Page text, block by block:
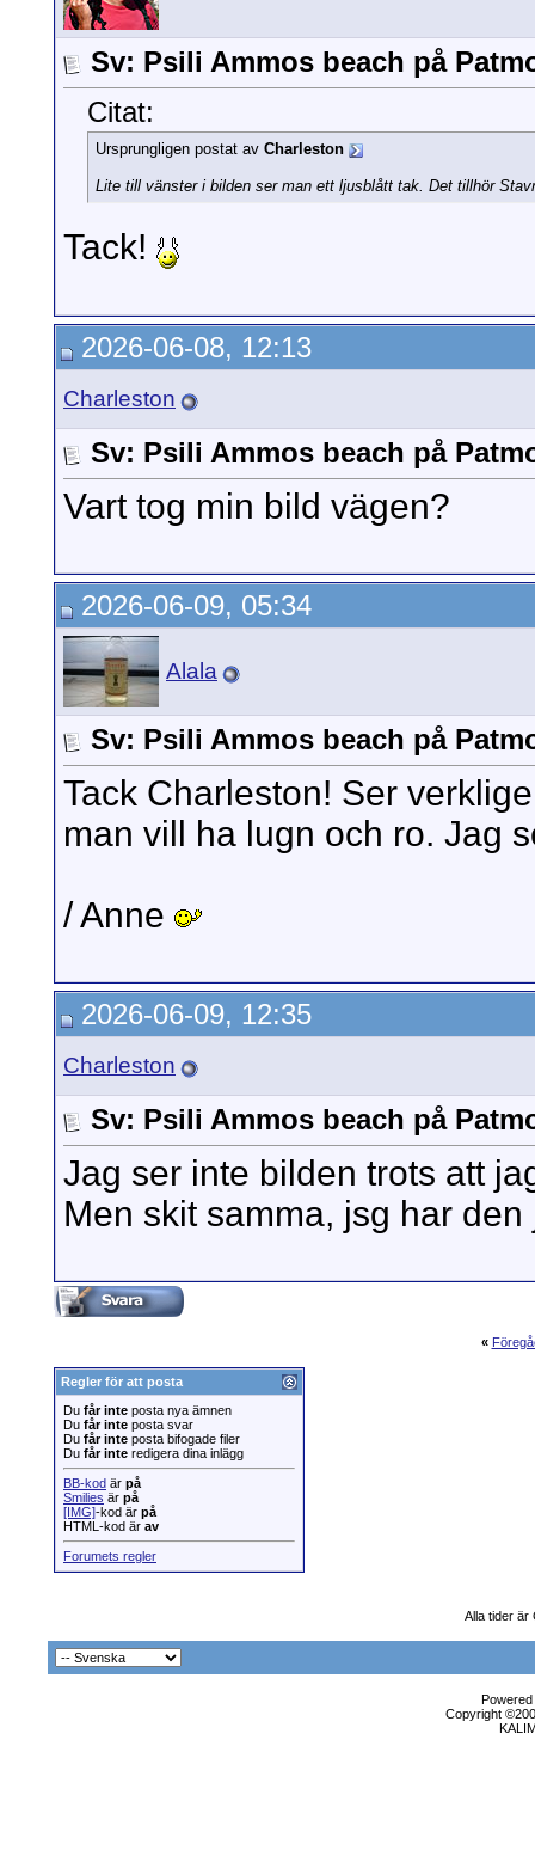
Sv: Psili Ammos beach på
Citat:
Ursprungligen postat av Charleston
Lite till vänster i bilden ser man ett ljusblått tak. Det tillhör
Tack!
2026-06-08, 12:13
Charleston
Sv: Psili Ammos beach på
Vart tog min bild vägen?
2026-06-09, 05:34
Alala
Sv: Psili Ammos beach på
Tack Charleston! Ser
man vill ha lugn och ro. Jag
/ Anne
2026-06-09, 12:35
Charleston
Sv: Psili Ammos beach på
Jag ser inte bilden trots att
Men skit samma, jsg har den
«
Regler för att posta
Du får inte posta nya ämnen
Du får inte posta svar
Du får inte posta bifogade filer
Du får inte redigera dina inlägg
BB-kod är på
Smilies är på
[IMG]-kod är på
HTML-kod är av
Forumets regler
Alla tider är
Copyright